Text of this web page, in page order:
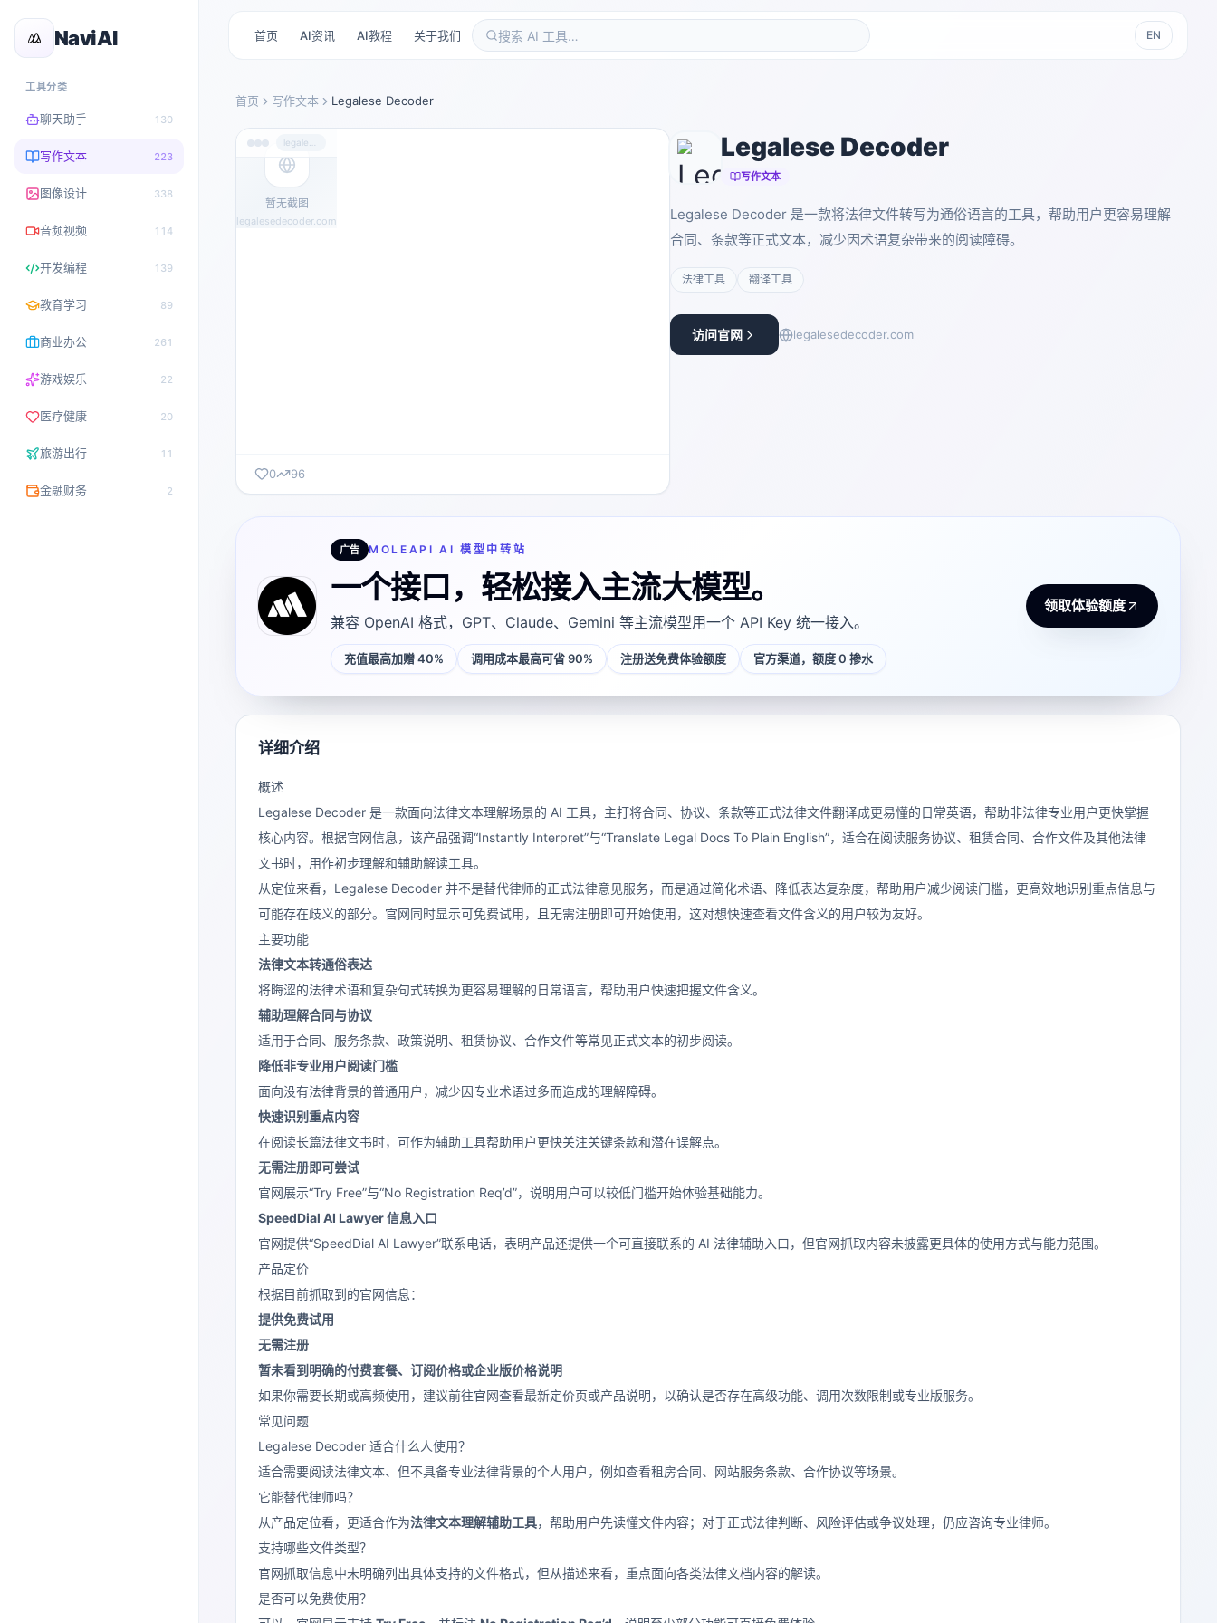
NaviAI
工具分类
聊天助手 130
写作文本 223
图像设计 338
音频视频 114
开发编程 139
教育学习 89
商业办公 261
游戏娱乐 22
医疗健康 20
旅游出行 11
金融财务 2
首页 AI资讯 AI教程 关于我们 EN
首页 写作文本 Legalese Decoder
暂无截图
legalesedecoder.com
0 96
Legalese Decoder
写作文本
Legalese Decoder 是一款将法律文件转写为通俗语言的工具，帮助用户更容易理解
合同、条款等正式文本，减少因术语复杂带来的阅读障碍。
法律工具 翻译工具
访问官网 legalesedecoder.com
广告 MOLEAPI AI 模型中转站
一个接口，轻松接入主流大模型。
兼容 OpenAI 格式，GPT、Claude、Gemini 等主流模型用一个 API Key 统一接入。
充值最高加赠 40% 调用成本最高可省 90% 注册送免费体验额度 官方渠道，额度 0 掺水
领取体验额度
详细介绍
概述
Legalese Decoder 是一款面向法律文本理解场景的 AI 工具，主打将合同、协议、条款等正式法律文件翻译成更易懂的日常英语，帮助非法律专业用户更快掌握
核心内容。根据官网信息，该产品强调“Instantly Interpret”与“Translate Legal Docs To Plain English”，适合在阅读服务协议、租赁合同、合作文件及其他法律
文书时，用作初步理解和辅助解读工具。
从定位来看，Legalese Decoder 并不是替代律师的正式法律意见服务，而是通过简化术语、降低表达复杂度，帮助用户减少阅读门槛，更高效地识别重点信息与
可能存在歧义的部分。官网同时显示可免费试用，且无需注册即可开始使用，这对想快速查看文件含义的用户较为友好。
主要功能
法律文本转通俗表达
将晦涩的法律术语和复杂句式转换为更容易理解的日常语言，帮助用户快速把握文件含义。
辅助理解合同与协议
适用于合同、服务条款、政策说明、租赁协议、合作文件等常见正式文本的初步阅读。
降低非专业用户阅读门槛
面向没有法律背景的普通用户，减少因专业术语过多而造成的理解障碍。
快速识别重点内容
在阅读长篇法律文书时，可作为辅助工具帮助用户更快关注关键条款和潜在误解点。
无需注册即可尝试
官网展示“Try Free”与“No Registration Req’d”，说明用户可以较低门槛开始体验基础能力。
SpeedDial AI Lawyer 信息入口
官网提供“SpeedDial AI Lawyer”联系电话，表明产品还提供一个可直接联系的 AI 法律辅助入口，但官网抓取内容未披露更具体的使用方式与能力范围。
产品定价
根据目前抓取到的官网信息：
提供免费试用
无需注册
暂未看到明确的付费套餐、订阅价格或企业版价格说明
如果你需要长期或高频使用，建议前往官网查看最新定价页或产品说明，以确认是否存在高级功能、调用次数限制或专业版服务。
常见问题
Legalese Decoder 适合什么人使用？
适合需要阅读法律文本、但不具备专业法律背景的个人用户，例如查看租房合同、网站服务条款、合作协议等场景。
它能替代律师吗？
从产品定位看，更适合作为法律文本理解辅助工具，帮助用户先读懂文件内容；对于正式法律判断、风险评估或争议处理，仍应咨询专业律师。
支持哪些文件类型？
官网抓取信息中未明确列出具体支持的文件格式，但从描述来看，重点面向各类法律文档内容的解读。
是否可以免费使用？